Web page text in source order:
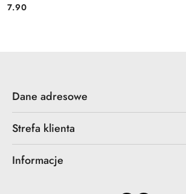
Cena:
7.90
Dane adresowe
Strefa klienta
Informacje